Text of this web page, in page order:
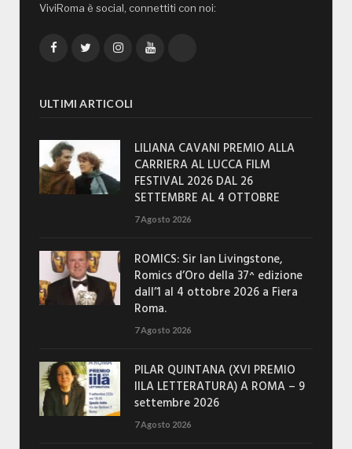
ViviRoma è social, connettiti con noi:
FacebookTwitterInstagramYouTube
ULTIMI ARTICOLI
LILIANA CAVANI PREMIO ALLA
CARRIERA AL LUCCA FILM
FESTIVAL 2026 DAL 26
SETTEMBRE AL 4 OTTOBRE
7 Agosto 2026
ROMICS: Sir Ian Livingstone,
Romics d’Oro della 37^ edizione
dall’1 al 4 ottobre 2026 a Fiera
Roma.
7 Agosto 2026
PILAR QUINTANA (XVI PREMIO
IILA LETTERATURA) A ROMA – 9
settembre 2026
7 Agosto 2026